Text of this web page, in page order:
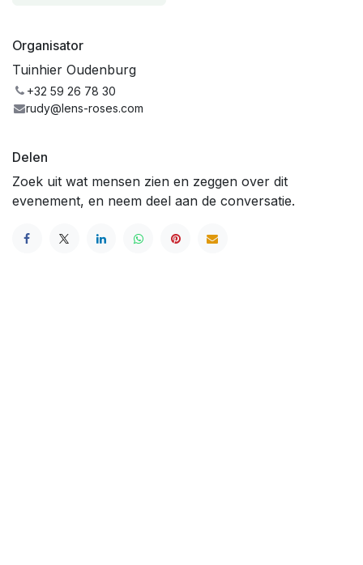
Organisator
Tuinhier Oudenburg
+32 59 26 78 30
rudy@lens-roses.com
Delen
Zoek uit wat mensen zien en zeggen over dit
evenement, en neem deel aan de conversatie.